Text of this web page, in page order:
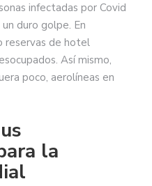
infectadas por Covid
duro golpe. En
reservas de hotel
Así mismo,
poco, aerolíneas en
la